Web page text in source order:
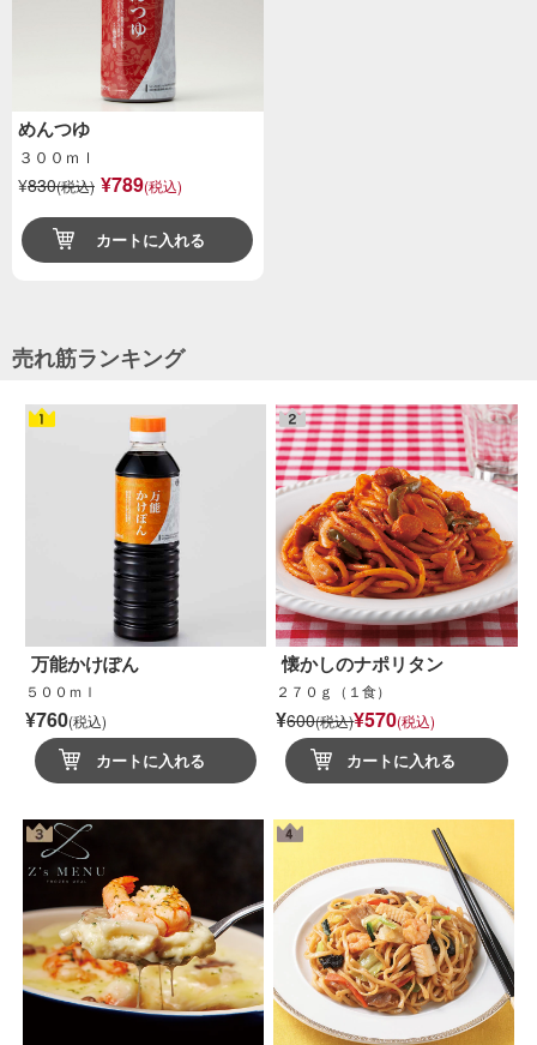
めんつゆ
３００ｍｌ
¥830(税込) ¥789(税込)
カートに入れる
売れ筋ランキング
万能かけぽん
５００ｍｌ
¥760(税込)
カートに入れる
懐かしのナポリタン
２７０ｇ（１食）
¥600(税込)¥570(税込)
カートに入れる